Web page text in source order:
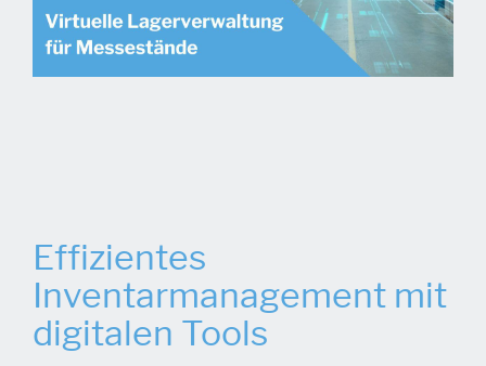
Effizientes
Inventarmanagement mit
digitalen Tools